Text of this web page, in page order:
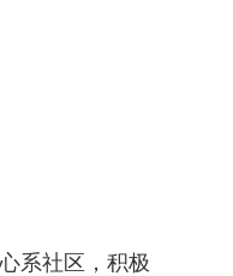
系社区，积极